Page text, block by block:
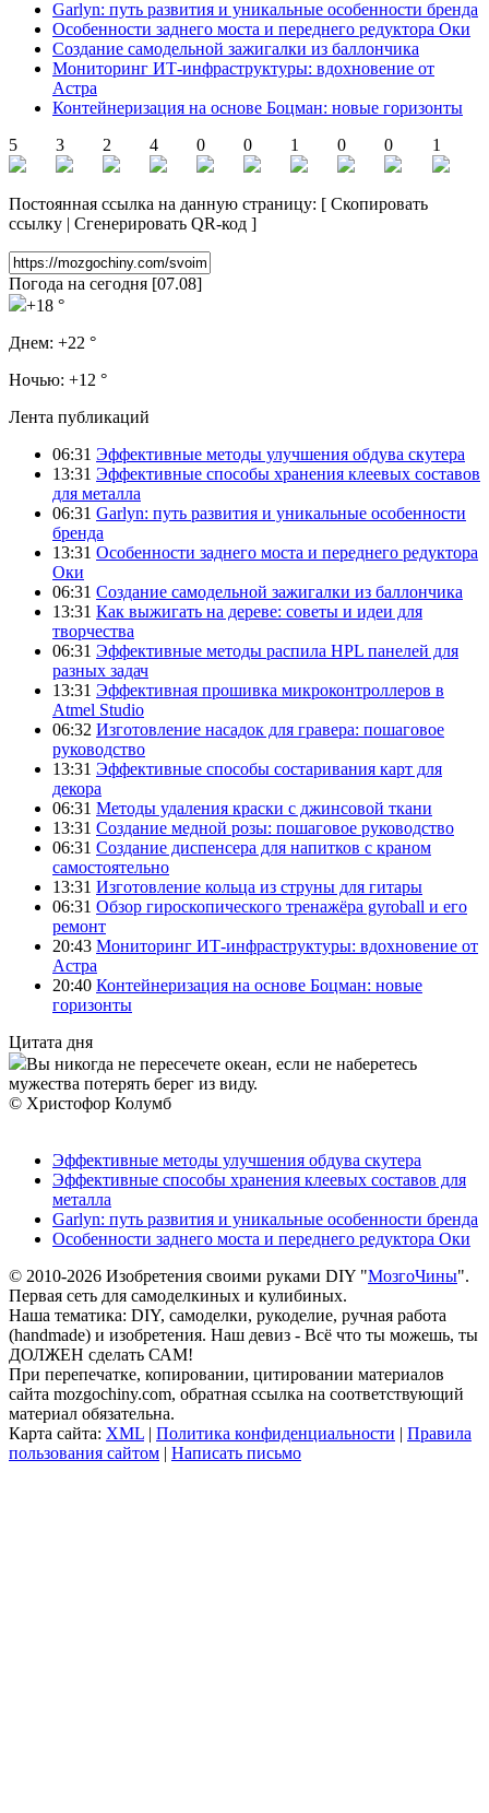
Garlyn: путь развития и уникальные особенности бренда
Особенности заднего моста и переднего редуктора Оки
Создание самодельной зажигалки из баллончика
Мониторинг ИТ-инфраструктуры: вдохновение от
Астра
Контейнеризация на основе Боцман: новые горизонты
5
3 2 4 0 0 1 0 0 1
Постоянная ссылка на данную страницу: [ Скопировать
ссылку | Сгенерировать QR-код ]
Погода на сегодня [07.08]
+18 °
Днем: +22 °
Ночью: +12 °
Лента публикаций
06:31 Эффективные методы улучшения обдува скутера
13:31 Эффективные способы хранения клеевых составов
для металла
06:31 Garlyn: путь развития и уникальные особенности
бренда
13:31 Особенности заднего моста и переднего редуктора
Оки
06:31 Создание самодельной зажигалки из баллончика
13:31 Как выжигать на дереве: советы и идеи для
творчества
06:31 Эффективные методы распила HPL панелей для
разных задач
13:31 Эффективная прошивка микроконтроллеров в
Atmel Studio
06:32 Изготовление насадок для гравера: пошаговое
руководство
13:31 Эффективные способы состаривания карт для
декора
06:31 Методы удаления краски с джинсовой ткани
13:31 Создание медной розы: пошаговое руководство
06:31 Создание диспенсера для напитков с краном
самостоятельно
13:31 Изготовление кольца из струны для гитары
06:31 Обзор гироскопического тренажёра gyroball и его
ремонт
20:43 Мониторинг ИТ-инфраструктуры: вдохновение от
Астра
20:40 Контейнеризация на основе Боцман: новые
горизонты
Цитата дня
Вы никогда не пересечете океан, если не наберетесь
мужества потерять берег из виду.
© Христофор Колумб
Эффективные методы улучшения обдува скутера
Эффективные способы хранения клеевых составов для
металла
Garlyn: путь развития и уникальные особенности бренда
Особенности заднего моста и переднего редуктора Оки
© 2010-2026 Изобретения своими руками DIY "МозгоЧины".
Первая сеть для самоделкиных и кулибиных.
Наша тематика: DIY, самоделки, рукоделие, ручная работа
(handmade) и изобретения. Наш девиз - Всё что ты можешь, ты
ДОЛЖЕН сделать САМ!
При перепечатке, копировании, цитировании материалов
сайта mozgochiny.com, обратная ссылка на соответствующий
материал обязательна.
Карта сайта: XML | Политика конфиденциальности | Правила
пользования сайтом | Написать письмо